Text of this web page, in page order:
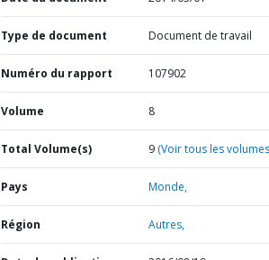
Type de document Document de travail
Numéro du rapport 107902
Volume 8
Total Volume(s) 9 (Voir tous les
Pays Monde,
Région Autres,